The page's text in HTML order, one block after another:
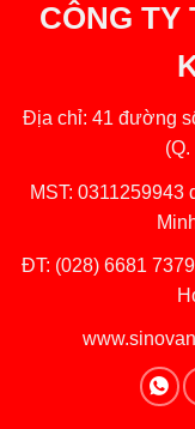
CÔNG TY
Địa chỉ: 41 đường
MST:
ĐT: (028) 6681 7379